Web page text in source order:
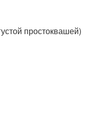
простоквашей)